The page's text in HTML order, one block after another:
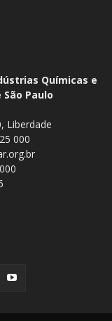
Químicas e
Paulo
Liberdade
000